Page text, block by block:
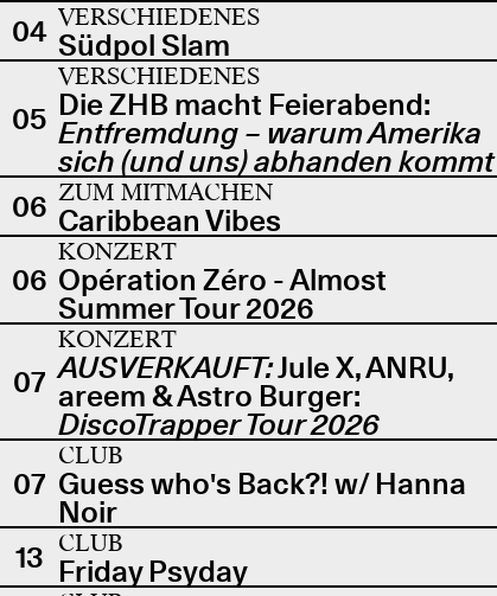
04 VERSCHIEDENES
Südpol Slam
05
VERSCHIEDENES
Die ZHB macht Feierabend:
Entfremdung – warum Amerika
sich (und uns) abhanden kommt
06 ZUM MITMACHEN
Caribbean Vibes
06
KONZERT
Opération Zéro - Almost
Summer Tour 2026
07
KONZERT
AUSVERKAUFT:Jule X, ANRU,
areem & Astro Burger:
DiscoTrapper Tour 2026
07
CLUB
Guess who's Back?! w/ Hanna
Noir
13 CLUB
Friday Psyday